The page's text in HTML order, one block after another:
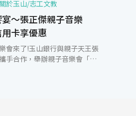
關於玉山/志工文教
～張正傑親子音樂
卡享優惠
會來了!玉山銀行與親子天王張
手合作，舉辦親子音樂會「天